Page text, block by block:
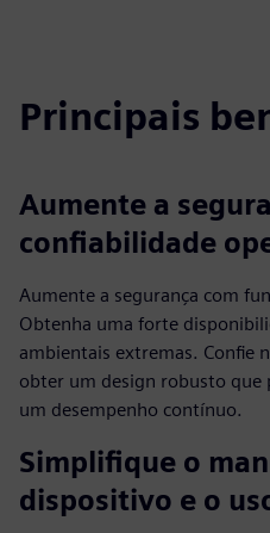
Principais
Aumente a
confiabilidade
Aumente a segurança com
Obtenha uma forte
ambientais extremas. Confie
obter um design robusto que
um desempenho contínuo.
Simplifique o
dispositivo e o